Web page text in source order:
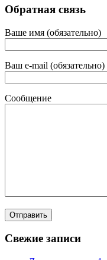
Обратная связь
Ваше имя (обязательно)
Ваш e-mail (обязательно)
Сообщение
Свежие записи